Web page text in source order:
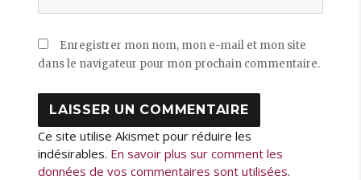
Enregistrer mon nom, mon e-mail et mon site
dans le navigateur pour mon prochain commentaire.
Ce site utilise Akismet pour réduire les
indésirables. En savoir plus sur comment les
données de vos commentaires sont utilisées.